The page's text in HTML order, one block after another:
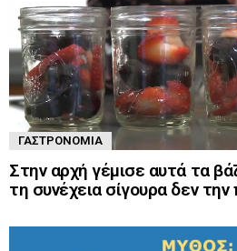
ΓΑΣΤΡΟΝΟΜΊΑ
Στην αρχή γέμισε αυτά τα
τη συνέχεια σίγουρα δεν